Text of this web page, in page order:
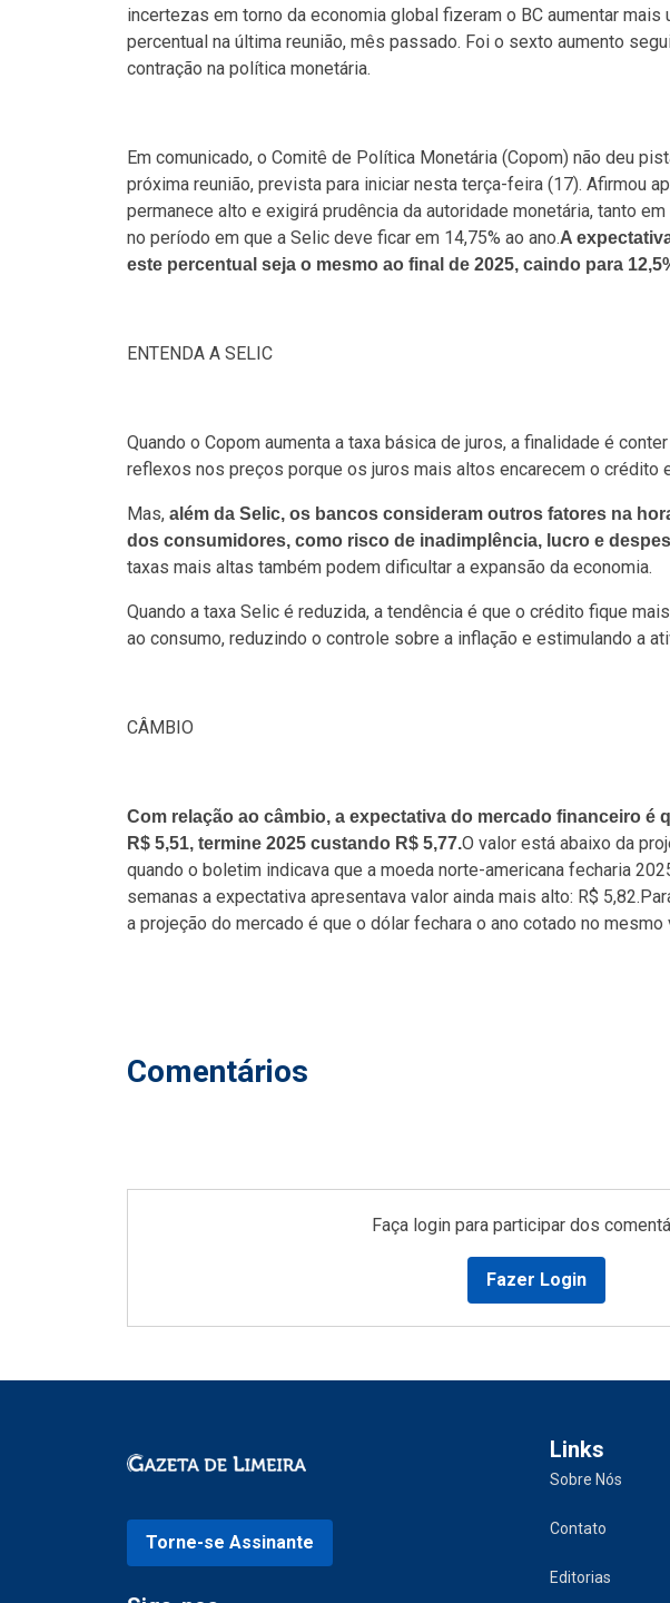
incertezas em torno da economia global fizeram o BC aumentar mais
percentual na última reunião, mês passado. Foi o sexto aumento
contração na política monetária.
Em comunicado, o Comitê de Política Monetária (Copom) não deu
próxima reunião, prevista para iniciar nesta terça-feira (17). Afirmou
permanece alto e exigirá prudência da autoridade monetária, tanto
no período em que a Selic deve ficar em 14,75% ao ano.A
este percentual seja o mesmo ao final de 2025, caindo para
ENTENDA A SELIC
Quando o Copom aumenta a taxa básica de juros, a finalidade é
reflexos nos preços porque os juros mais altos encarecem o crédito
Mas, além da Selic, os bancos consideram outros fatores na
dos consumidores, como risco de inadimplência, lucro e
taxas mais altas também podem dificultar a expansão da economia.
Quando a taxa Selic é reduzida, a tendência é que o crédito fique
ao consumo, reduzindo o controle sobre a inflação e estimulando a
CÂMBIO
Com relação ao câmbio, a expectativa do mercado financeiro é
R$ 5,51, termine 2025 custando R$ 5,77.O valor está abaixo da
quando o boletim indicava que a moeda norte-americana fecharia
semanas a expectativa apresentava valor ainda mais alto: R$
a projeção do mercado é que o dólar fechara o ano cotado no mesmo
Comentários
Faça login para participar dos
Fazer Login
Torne-se Assinante
Links
Sobre Nós
Contato
Editorias